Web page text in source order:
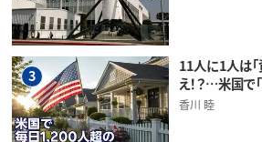
3
11人に1人は
え！？…米国で
香川 睦